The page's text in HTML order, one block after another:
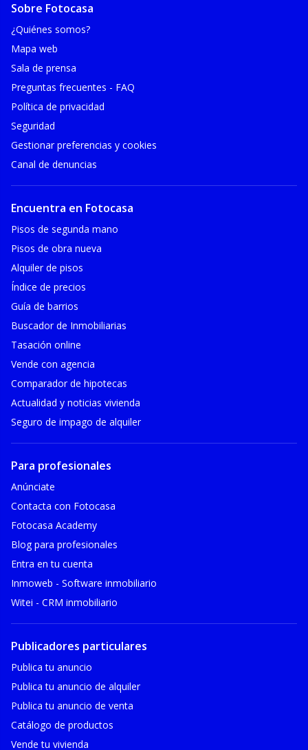
Sobre Fotocasa
¿Quiénes somos?
Mapa web
Sala de prensa
Preguntas frecuentes - FAQ
Política de privacidad
Seguridad
Gestionar preferencias y cookies
Canal de denuncias
Encuentra en Fotocasa
Pisos de segunda mano
Pisos de obra nueva
Alquiler de pisos
Índice de precios
Guía de barrios
Buscador de Inmobiliarias
Tasación online
Vende con agencia
Comparador de hipotecas
Actualidad y noticias vivienda
Seguro de impago de alquiler
Para profesionales
Anúnciate
Contacta con Fotocasa
Fotocasa Academy
Blog para profesionales
Entra en tu cuenta
Inmoweb - Software inmobiliario
Witei - CRM inmobiliario
Publicadores particulares
Publica tu anuncio
Publica tu anuncio de alquiler
Publica tu anuncio de venta
Catálogo de productos
Vende tu vivienda